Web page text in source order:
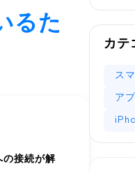
るた
の接続が解
カテ
ス
ア